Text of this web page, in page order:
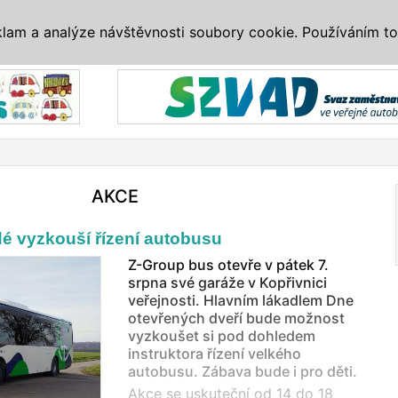
AKCE
vyzkouší řízení autobusu
Z-Group bus otevře v pátek 7.
srpna své garáže v Kopřivnici
veřejnosti. Hlavním lákadlem Dne
otevřených dveří bude možnost
vyzkoušet si pod dohledem
instruktora řízení velkého
autobusu. Zábava bude i pro děti.
Akce se uskuteční od 14 do 18
a analýze návštěvnosti soubory cookie. Používáním